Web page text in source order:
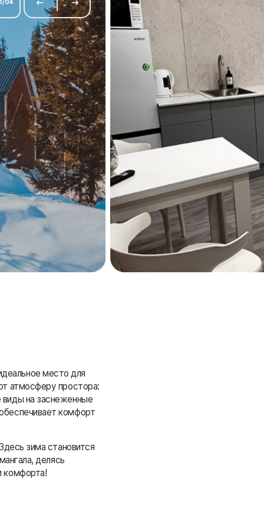
/04
место для
атмосферу простора:
виды на заснеженные
комфорт
зима становится
делясь
комфорта!